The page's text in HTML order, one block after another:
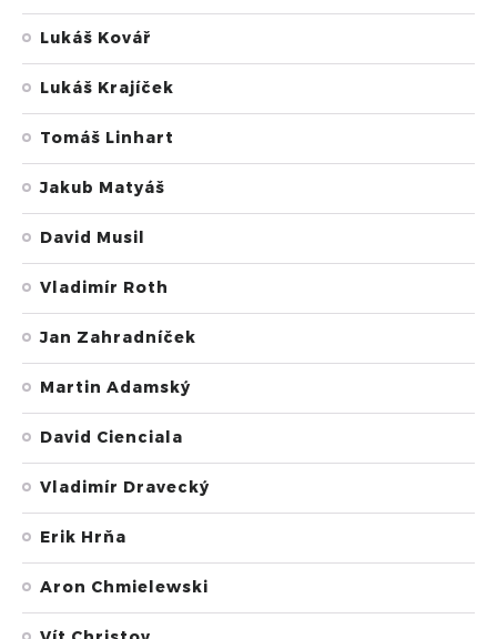
Lukáš Kovář
Lukáš Krajíček
Tomáš Linhart
Jakub Matyáš
David Musil
Vladimír Roth
Jan Zahradníček
Martin Adamský
David Cienciala
Vladimír Dravecký
Erik Hrňa
Aron Chmielewski